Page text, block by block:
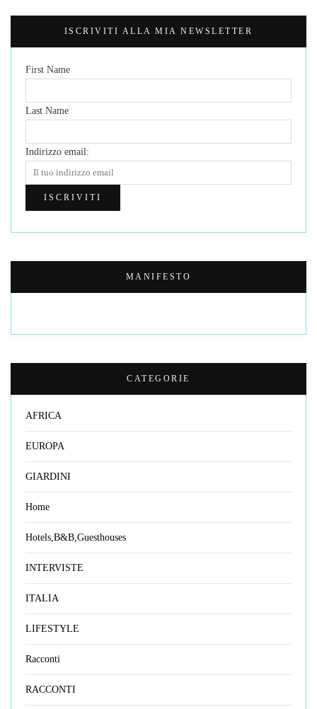
ISCRIVITI ALLA MIA NEWSLETTER
First Name
Last Name
Indirizzo email:
MANIFESTO
CATEGORIE
AFRICA
EUROPA
GIARDINI
Home
Hotels,B&B,Guesthouses
INTERVISTE
ITALIA
LIFESTYLE
Racconti
RACCONTI